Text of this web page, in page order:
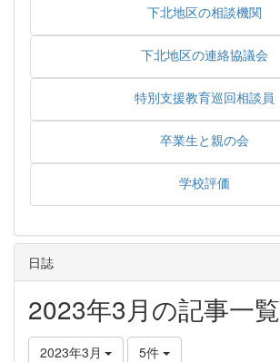
下北地区の相談機関
下北地区の連絡協議会
特別支援教育巡回相談員
卒業生と親の会
学校評価
日誌
2023年3月の記事一覧
2023年3月 5件